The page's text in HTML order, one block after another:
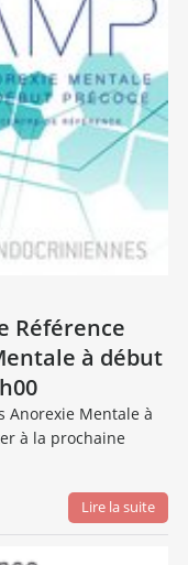
Référence
à début
Anorexie Mentale à
à la prochaine
Lire la suite